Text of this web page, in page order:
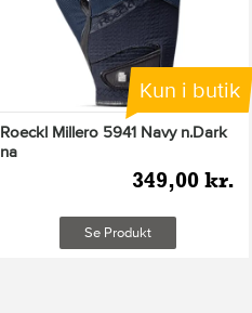
Kun i butik
Roeckl Millero 5941 Navy n.Dark
na
349,00 kr.
Se Produkt